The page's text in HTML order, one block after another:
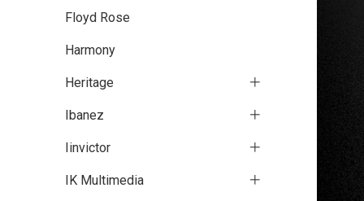
Floyd Rose
Harmony
Heritage
Ibanez
Iinvictor
IK Multimedia